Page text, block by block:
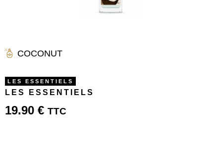
COCONUT
LES ESSENTIELS
LES ESSENTIELS
19.90 € TTC